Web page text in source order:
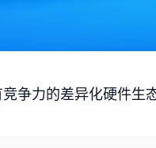
争力的差异化硬件生